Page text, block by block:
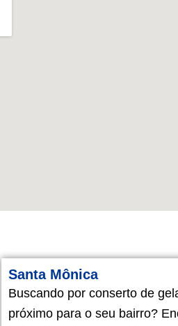
Santa Mônica
Buscando por conserto de
próximo para o seu bairro?